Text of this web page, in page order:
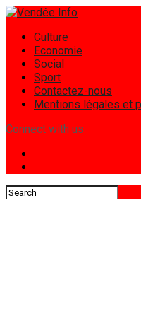
Culture
Economie
Social
Sport
Contactez-nous
Mentions légales et
Connect with us